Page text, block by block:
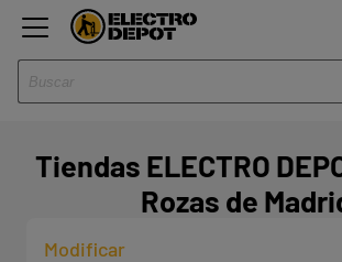
Tiendas ELECTRO
Rozas de
Modificar